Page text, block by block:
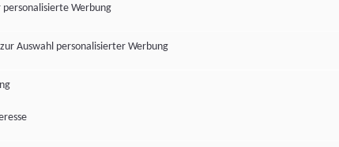
Werbung
Auswahl personalisierter Werbung